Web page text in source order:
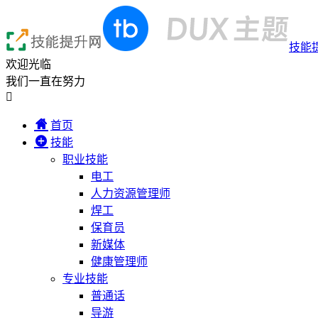
技能
欢迎光临
我们一直在努力

首页
技能
职业技能
电工
人力资源管理师
焊工
保育员
新媒体
健康管理师
专业技能
普通话
导游